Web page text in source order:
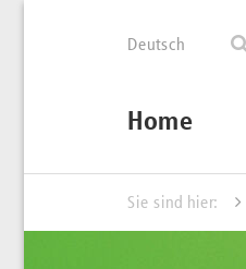
Deutsch
Home
Sie sind hier: